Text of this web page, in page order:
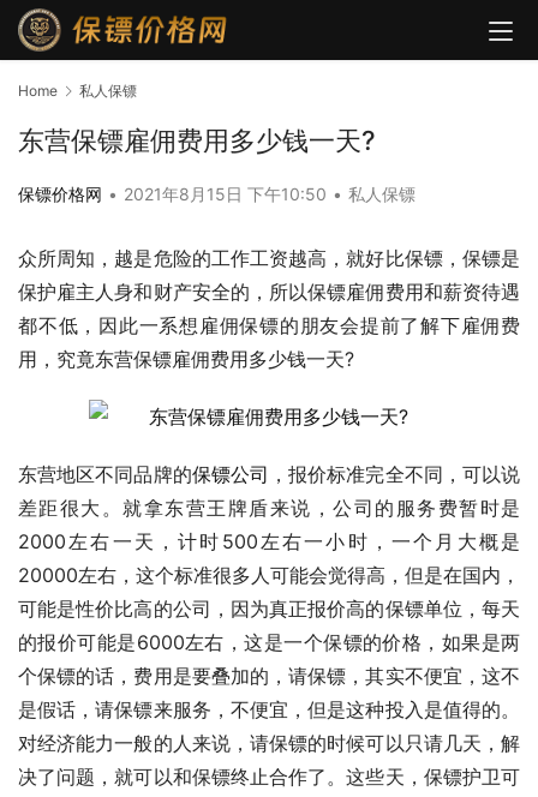
Home 私人保镖
东营保镖雇佣费用多少钱一天?
保镖价格网 • 2021年8月15日 下午10:50 • 私人保镖
众所周知，越是危险的工作工资越高，就好比保镖，保镖是
保护雇主人身和财产安全的，所以保镖雇佣费用和薪资待遇
都不低，因此一系想雇佣保镖的朋友会提前了解下雇佣费
用，究竟东营保镖雇佣费用多少钱一天?
东营地区不同品牌的保镖公司 ，报价标准完全不同，可以说
差距很大。就拿东营王牌盾来说，公司的服务费暂时是
2000左右一天，计时500左右一小时，一个月大概是
20000左右，这个标准很多人可能会觉得高，但是在国内，
可能是性价比高的公司，因为真正报价高的保镖单位，每天
的报价可能是6000左右，这是一个保镖的价格，如果是两
个保镖的话，费用是要叠加的，请保镖，其实不便宜，这不
是假话，请保镖来服务，不便宜，但是这种投入是值得的。
对经济能力一般的人来说，请保镖的时候可以只请几天，解
决了问题，就可以和保镖终止合作了。这些天，保镖护卫可